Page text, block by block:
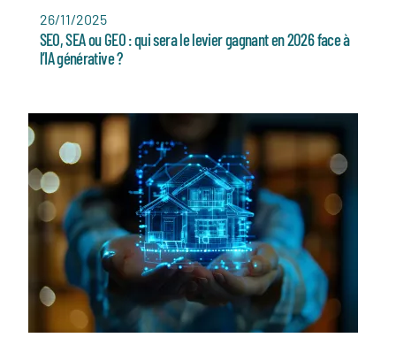
26/11/2025
SEO, SEA ou GEO : qui sera le levier gagnant en 2026 face à
l’IA générative ?